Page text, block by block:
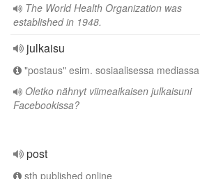
The World Health Organization was
established in 1948.
julkaisu
"postaus" esim. sosiaalisessa mediassa
Oletko nähnyt viimeaikaisen julkaisuni
Facebookissa?
post
sth published online